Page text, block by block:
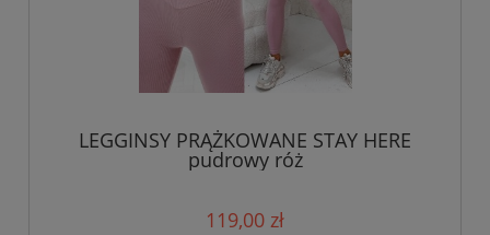
LEGGINSY PRĄŻKOWANE STAY HERE
pudrowy róż
119,00 zł